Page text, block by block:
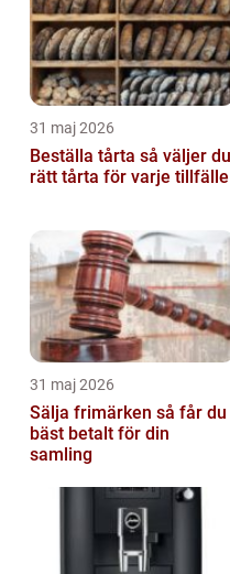
31 maj 2026
Beställa tårta så väljer du
rätt tårta för varje tillfälle
31 maj 2026
Sälja frimärken så får du
bäst betalt för din
samling